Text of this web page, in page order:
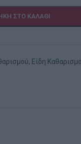
ΣΤΟ ΚΑΛΆΘΙ
, Είδη